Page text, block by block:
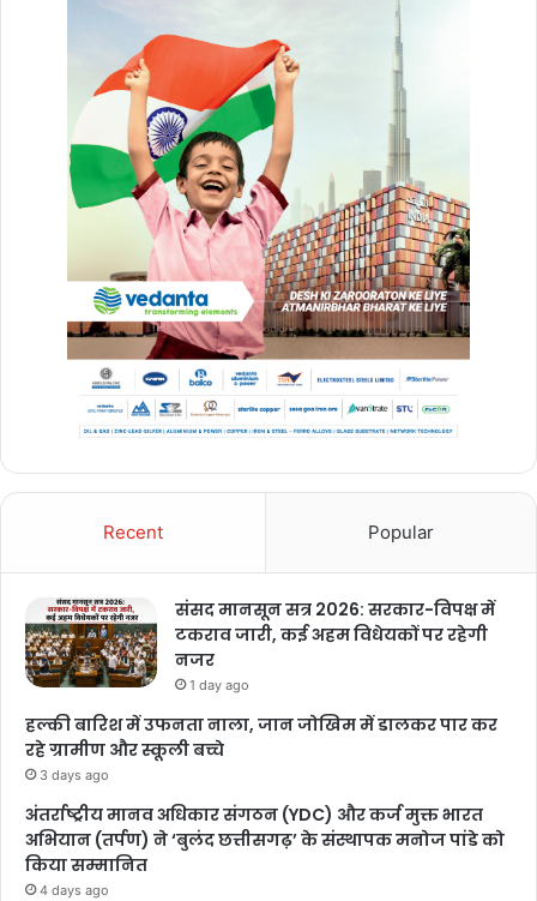
Recent Popular
संसद मानसून सत्र 2026: सरकार-विपक्ष में
टकराव जारी, कई अहम विधेयकों पर रहेगी
नजर
1 day ago
हल्की बारिश में उफनता नाला, जान जोखिम में डालकर पार कर
रहे ग्रामीण और स्कूली बच्चे
3 days ago
अंतर्राष्ट्रीय मानव अधिकार संगठन (YDC) और कर्ज मुक्त भारत
अभियान (तर्पण) ने ‘बुलंद छत्तीसगढ़’ के संस्थापक मनोज पांडे को
किया सम्मानित
4 days ago